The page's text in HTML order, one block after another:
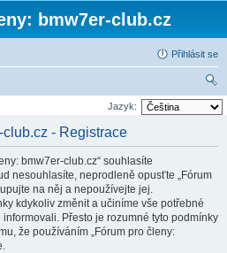
bmw7er-club.cz
Přihlásit se
led
Jazyk:
- Registrace
bmw7er-club.cz“ souhlasíte
nesouhlasíte, neprodleně opusťte „Fórum
na něj a nepoužívejte jej.
kdykoliv změnit a učiníme vše potřebné
Přesto je rozumné tyto podmínky
že používáním „Fórum pro členy: